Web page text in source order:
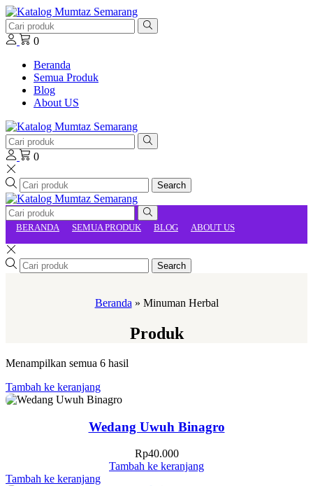
0
Beranda
Semua Produk
Blog
About US
0
Search
BERANDA SEMUA PRODUK BLOG ABOUT US
Search
Beranda » Minuman Herbal
Produk
Menampilkan semua 6 hasil
Tambah ke keranjang
Wedang Uwuh Binagro
Rp40.000
Tambah ke keranjang
Tambah ke keranjang